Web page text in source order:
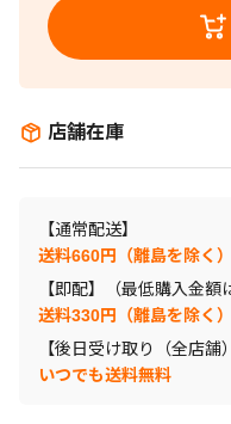
店舗在庫
【通常配送】
送料660円（離島を除く
【即配】（最低購入金額
送料330円（離島を除く
【後日受け取り（全店舗
いつでも送料無料